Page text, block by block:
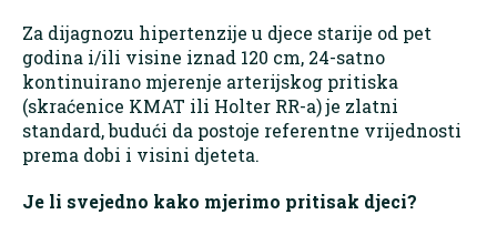
Za dijagnozu hipertenzije u djece starije od pet
godina i/ili visine iznad 120 cm, 24-satno
kontinuirano mjerenje arterijskog pritiska
(skraćenice KMAT ili Holter RR-a) je zlatni
standard, budući da postoje referentne vrijednosti
prema dobi i visini djeteta.
Je li svejedno kako mjerimo pritisak djeci?